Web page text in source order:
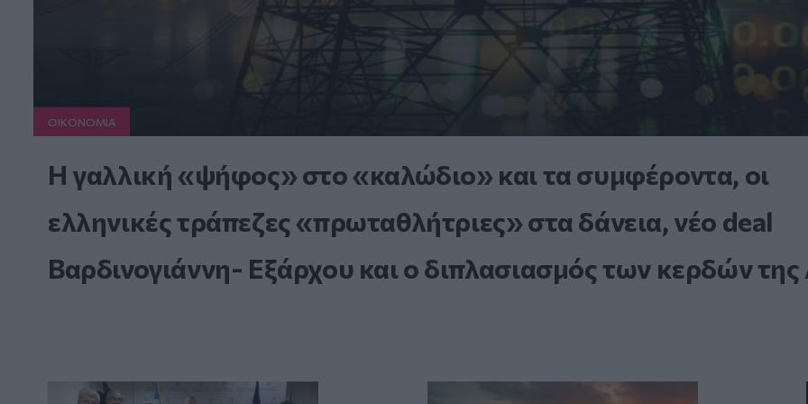
ΟΙΚΟΝΟΜΙΑ
Η γαλλική «ψήφος» στο «καλώδιο» και τα συμφέροντα, οι
ελληνικές τράπεζες «πρωταθλήτριες» στα δάνεια, νέο deal
Βαρδινογιάννη- Εξάρχου και ο διπλασιασμός των κερδών